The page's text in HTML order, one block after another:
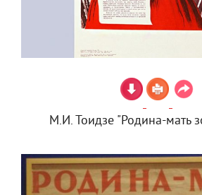
М.И. Тоидзе "Родина-мать